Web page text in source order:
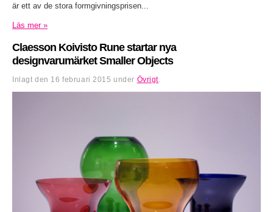
är ett av de stora formgivningsprisen...
Läs mer »
Claesson Koivisto Rune startar nya
designvarumärket Smaller Objects
Inlagt den 16 februari 2015 under Övrigt